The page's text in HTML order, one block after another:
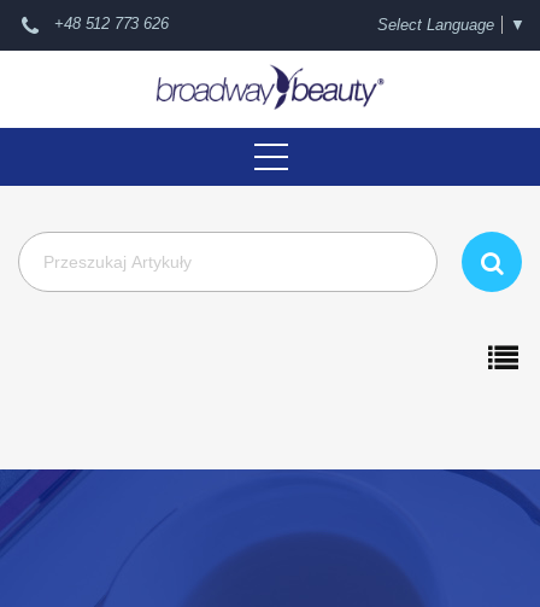
+48 512 773 626 Select Language ▼